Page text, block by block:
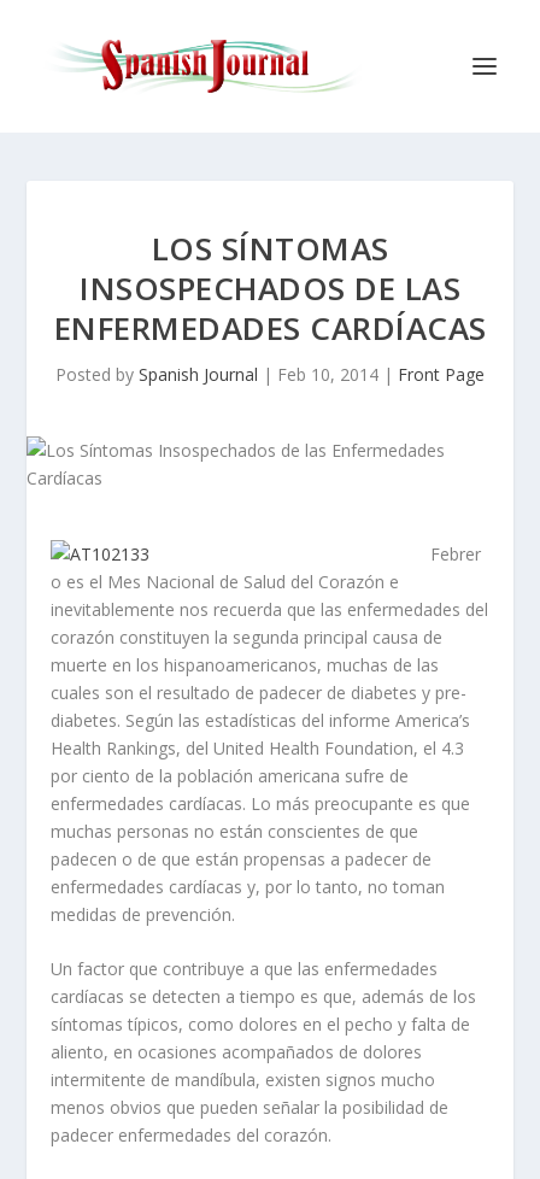
LOS SÍNTOMAS
INSOSPECHADOS DE LAS
ENFERMEDADES CARDÍACAS
Posted by Spanish Journal | Feb 10, 2014 | Front Page
Febrer
o es el Mes Nacional de Salud del Corazón e
inevitablemente nos recuerda que las enfermedades del
corazón constituyen la segunda principal causa de
muerte en los hispanoamericanos, muchas de las
cuales son el resultado de padecer de diabetes y pre-
diabetes. Según las estadísticas del informe America’s
Health Rankings, del United Health Foundation, el 4.3
por ciento de la población americana sufre de
enfermedades cardíacas. Lo más preocupante es que
muchas personas no están conscientes de que
padecen o de que están propensas a padecer de
enfermedades cardíacas y, por lo tanto, no toman
medidas de prevención.
Un factor que contribuye a que las enfermedades
cardíacas se detecten a tiempo es que, además de los
síntomas típicos, como dolores en el pecho y falta de
aliento, en ocasiones acompañados de dolores
intermitente de mandíbula, existen signos mucho
menos obvios que pueden señalar la posibilidad de
padecer enfermedades del corazón.